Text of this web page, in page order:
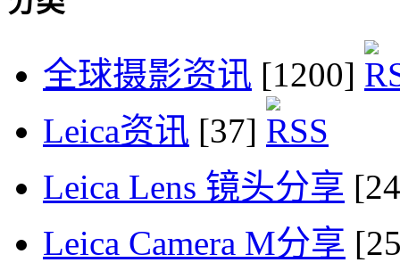
全球摄影资讯 [1200]
Leica资讯 [37]
Leica Lens 镜头分享
Leica Camera M分享